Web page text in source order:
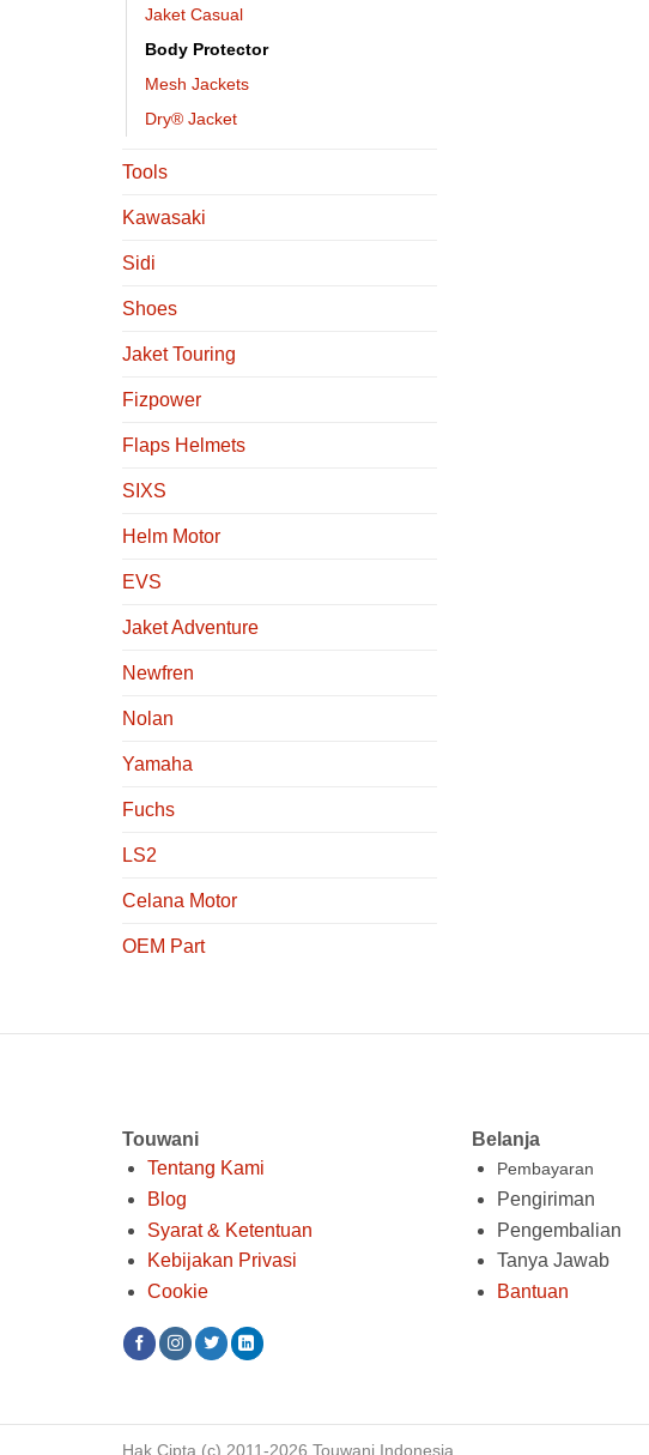
Jaket Casual
Body Protector
Mesh Jackets
Dry® Jacket
Tools
Kawasaki
Sidi
Shoes
Jaket Touring
Fizpower
Flaps Helmets
SIXS
Helm Motor
EVS
Jaket Adventure
Newfren
Nolan
Yamaha
Fuchs
LS2
Celana Motor
OEM Part
Touwani
Tentang Kami
Blog
Syarat & Ketentuan
Kebijakan Privasi
Cookie
Belanja
Pembayaran
Pengiriman
Pengembalian
Tanya Jawab
Bantuan
Hak Cipta (c) 2011-2026 Touwani Indonesia